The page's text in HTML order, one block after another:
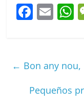
F
e
o
E
l s
A
p
← Bon any
Pequeños